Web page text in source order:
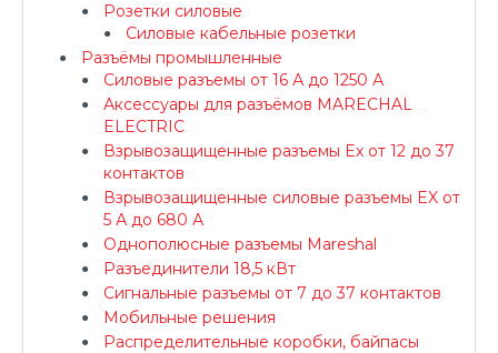
Розетки силовые
Силовые кабельные розетки
Разъёмы промышленные
Силовые разъемы от 16 А до 1250 А
Аксессуары для разъёмов MARECHAL
ELECTRIC
Взрывозащищенные разъемы Ex от 12 до 37
контактов
Взрывозащищенные силовые разъемы EX от
5 А до 680 А
Однополюсные разъемы Mareshal
Разъединители 18,5 кВт
Сигнальные разъемы от 7 до 37 контактов
Мобильные решения
Распределительные коробки, байпасы